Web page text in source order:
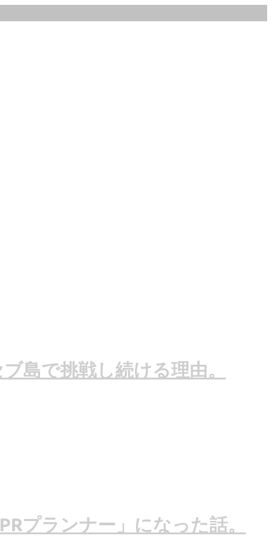
島で挑戦し続ける理由。
プランナー」になった話。